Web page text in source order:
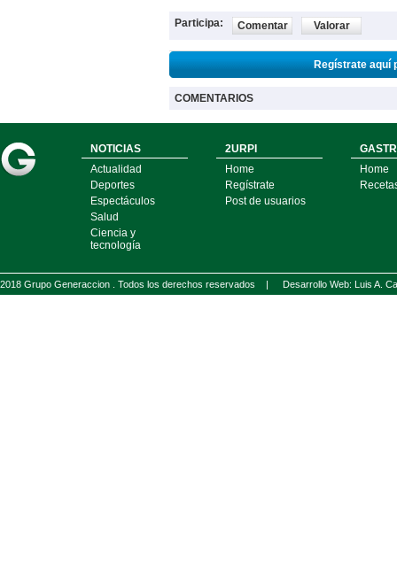
Participa: Comentar Valorar
Regístrate aquí
COMENTARIOS
NOTICIAS
Actualidad
Deportes
Espectáculos
Salud
Ciencia y
tecnología
2URPI
Home
Regístrate
Post de usuarios
Home
2018 Grupo Generaccion . Todos los derechos reservados | Desarrollo Web: Luis